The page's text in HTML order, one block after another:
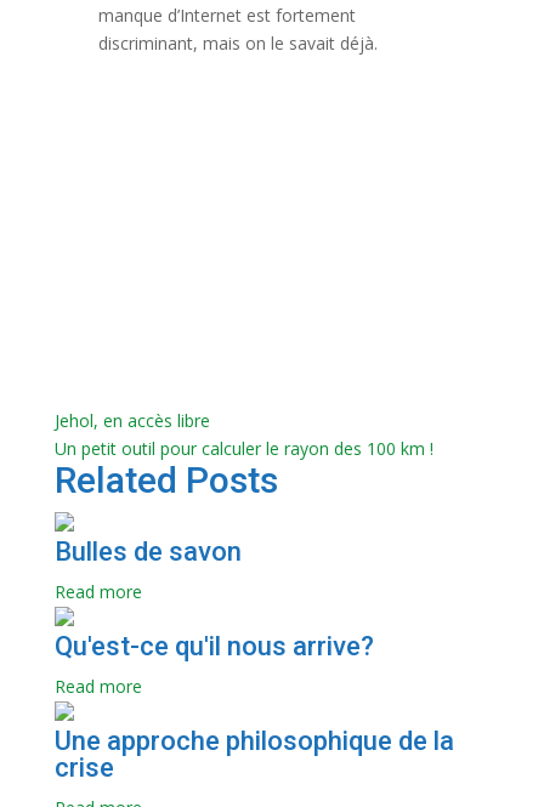
manque d’Internet est fortement
discriminant, mais on le savait déjà.
Jehol, en accès libre
Un petit outil pour calculer le rayon des 100 km !
Related Posts
Bulles de savon
Read more
Qu'est-ce qu'il nous arrive?
Read more
Une approche philosophique de la
crise